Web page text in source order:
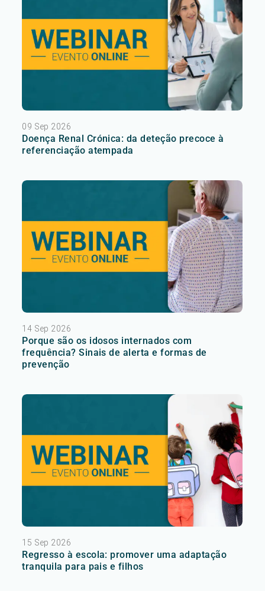
09 Sep 2026
Doença Renal Crónica: da deteção precoce à
referenciação atempada
14 Sep 2026
Porque são os idosos internados com
frequência? Sinais de alerta e formas de
prevenção
15 Sep 2026
Regresso à escola: promover uma adaptação
tranquila para pais e filhos